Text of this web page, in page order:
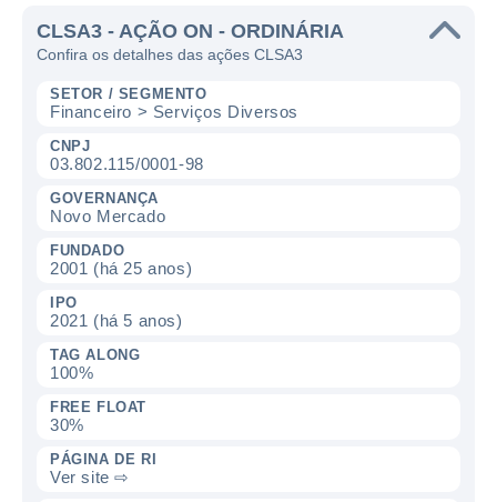
CLSA3 - AÇÃO ON - ORDINÁRIA
Confira os detalhes das ações CLSA3
SETOR / SEGMENTO
Financeiro > Serviços Diversos
CNPJ
03.802.115/0001-98
GOVERNANÇA
Novo Mercado
FUNDADO
2001 (há 25 anos)
IPO
2021 (há 5 anos)
TAG ALONG
100%
FREE FLOAT
30%
PÁGINA DE RI
Ver site ⇨